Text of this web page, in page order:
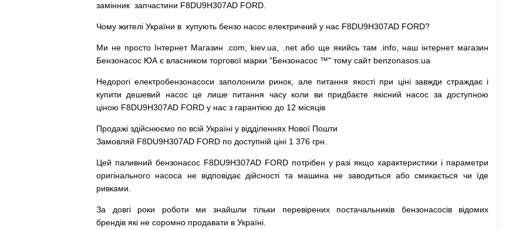
замінник запчастини F8DU9H307AD FORD.
Чому жителі України в купують бензо насос електричний у нас F8DU9H307AD FORD?
Ми не просто Інтернет Магазин .com kiev.ua .net або ще якийсь там .info, наш інтернет магазин
Бензонасос ЮА є власником торгової марки "Бензонасос ™" тому сайт benzonasos.ua
Недорогі електробензонасоси заполонили ринок але питання якості при ціні завжди страждає і
купити
дешевий насос це лише питання часу коли ви придбаєте якісний насос за доступною
ціною F8DU9H307AD FORD у нас з гарантією до 12 місяців
Продажі здійснюємо по всій Україні у відділеннях Нової Пошти
Замовляй F8DU9H307AD FORD по доступній ціні 1 376 грн.
Цей паливний бензонасосF8DU9H307AD FORD потрібен у разі якщо характеристики і параметри
оригінального насоса не відповідає дійсності та машина не заводиться або смикається чи їде
ривками
За довгі роки роботи ми знайшли тільки перевірених постачальників
бензонасосів відомих
брендів які не соромно продавати в Україні.